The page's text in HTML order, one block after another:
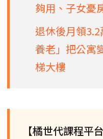
夠用、子女憂
退休後月領
養老」把公寓
梯大樓
【橘世代課程平台